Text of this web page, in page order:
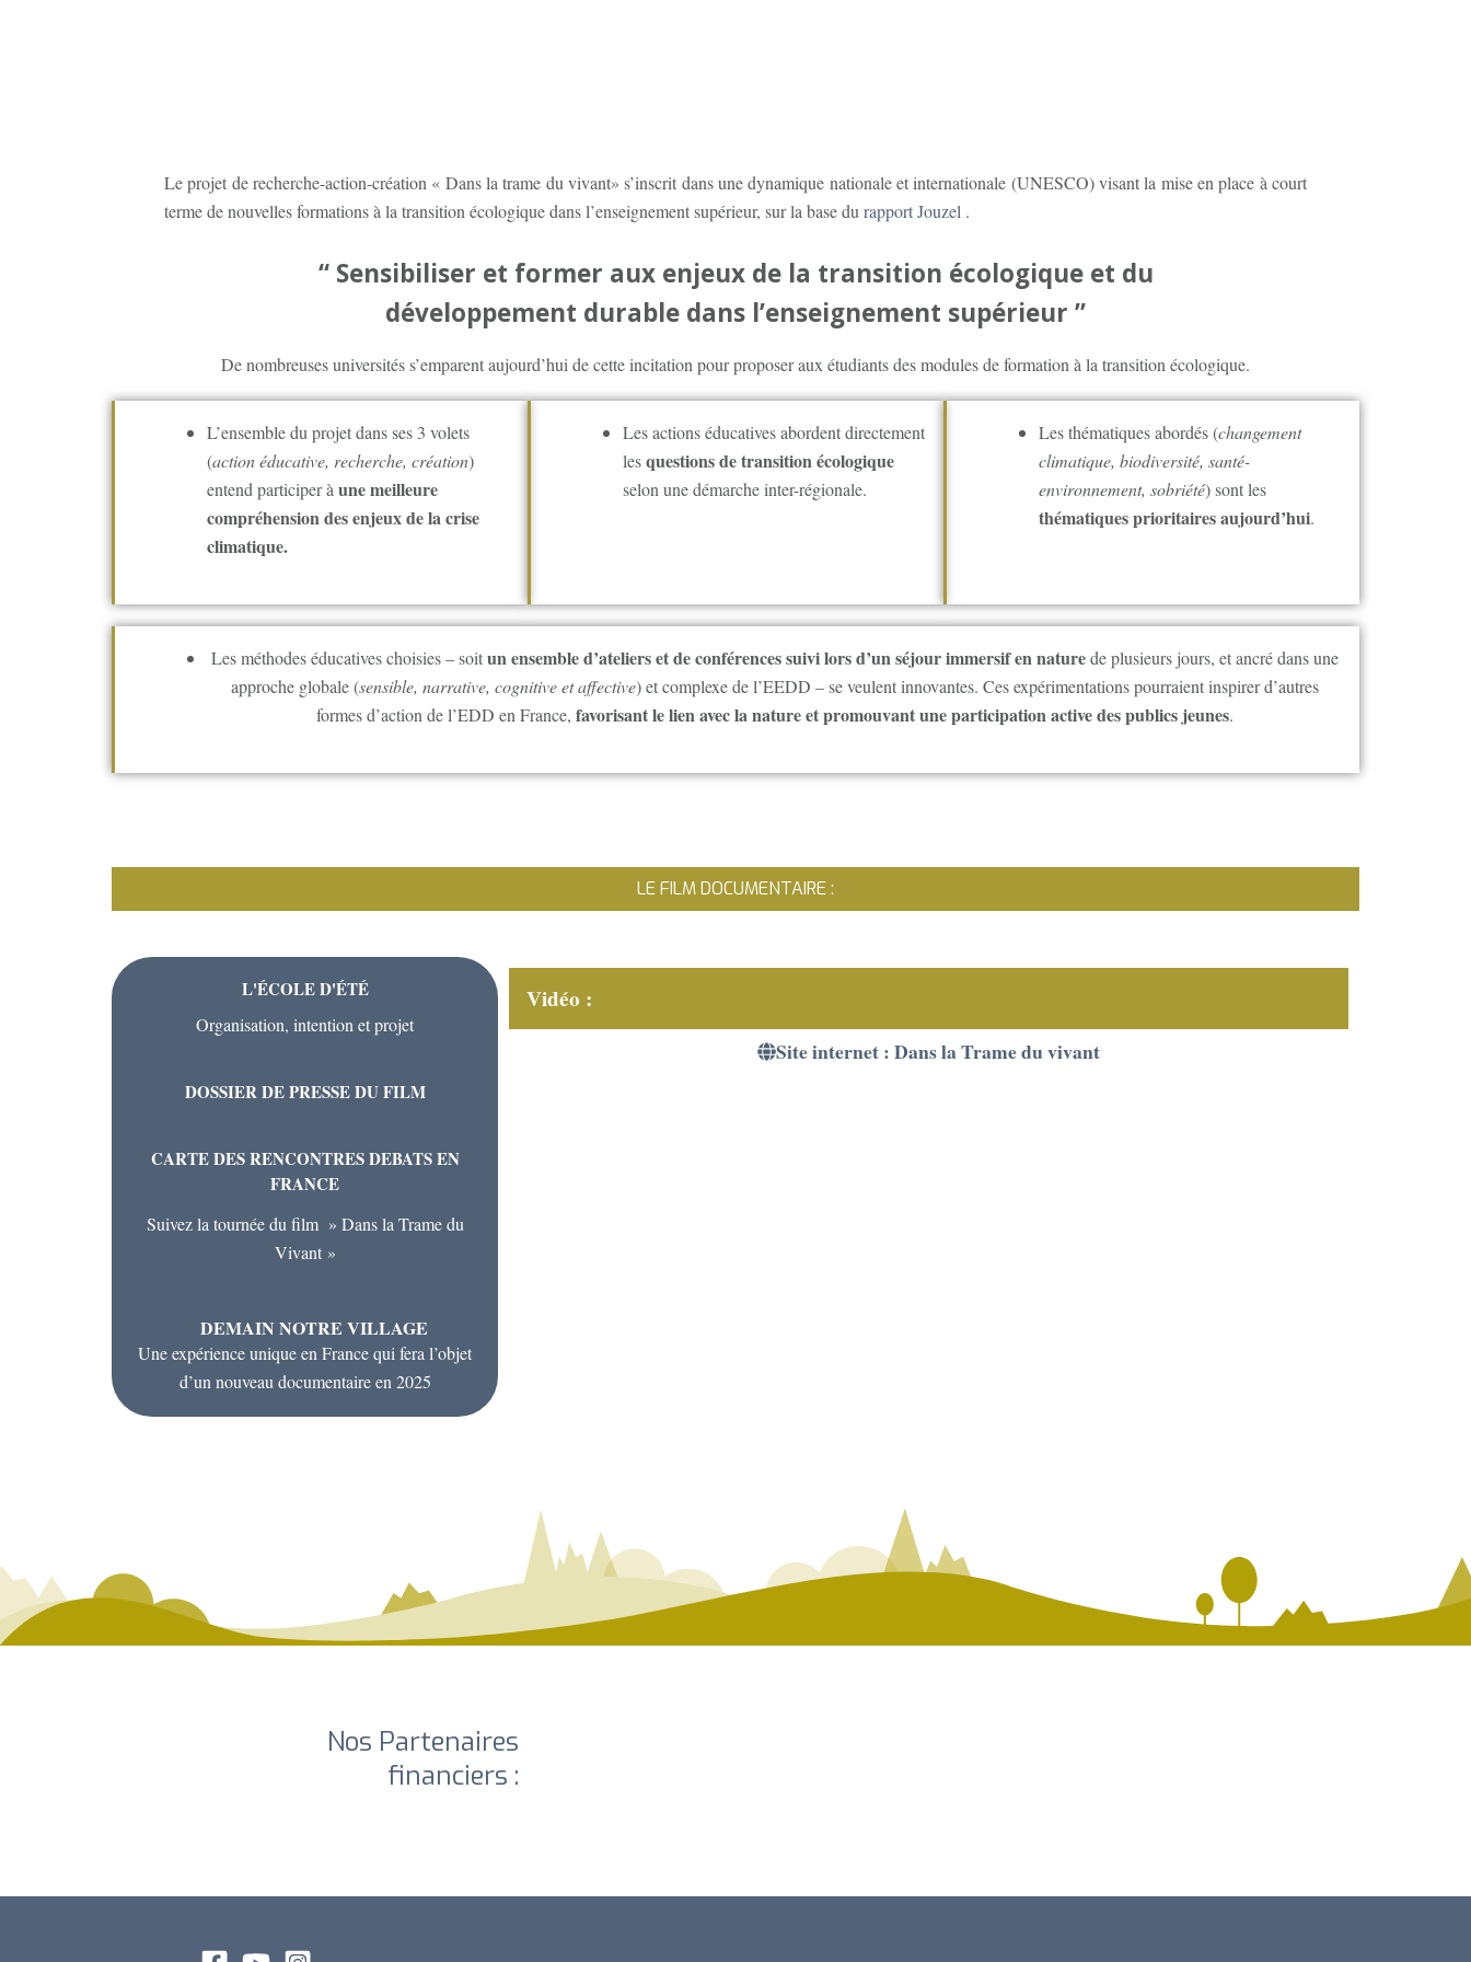
Le projet de recherche-action-création « Dans la trame du vivant» s’inscrit dans une dynamique nationale et internationale (UNESCO) visant la mise en place à court
terme de nouvelles formations à la transition écologique dans l’enseignement supérieur, sur la base du rapport Jouzel .
“ Sensibiliser et former aux enjeux de la transition écologique et du
développement durable dans l’enseignement supérieur ”
De nombreuses universités s’emparent aujourd’hui de cette incitation pour proposer aux étudiants des modules de formation à la transition écologique.
L’ensemble du projet dans ses 3 volets
(action éducative, recherche, création)
entend participer à une meilleure
compréhension des enjeux de la crise
climatique.
Les actions éducatives abordent directement
lesquestions de transition écologique
selon une démarche inter-régionale.
Les thématiques abordés (changement
climatique, biodiversité, santé-
environnement, sobriété) sont les
thématiques prioritaires aujourd’hui.
Les méthodes éducatives choisies – soitun ensemble d’ateliers et de conférences suivi lors d’un séjour immersif en naturede plusieurs jours, et ancré dans une
approche globale (sensible, narrative, cognitive et affective) et complexe de l’EEDD – se veulent innovantes. Ces expérimentations pourraient inspirer d’autres
formes d’action de l’EDD en France, favorisant le lien avec la nature et promouvant une participation active des publics jeunes.
LE FILM DOCUMENTAIRE :
L'ÉCOLE D'ÉTÉ
Organisation, intention et projet
DOSSIER DE PRESSE DU FILM
CARTE DES RENCONTRES DEBATS EN
FRANCE
Suivez la tournée du film » Dans la Trame du
Vivant »
DEMAIN NOTRE VILLAGE
Une expérience unique en France qui fera l’objet
d’un nouveau documentaire en 2025
Vidéo :
Site internet : Dans la Trame du vivant
Nos Partenaires
financiers :